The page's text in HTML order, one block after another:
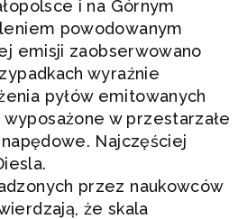
i na Górnym
powodowanym
emisji zaobserwowano
wyraźnie
pyłów emitowanych
w przestarzałe
Najczęściej
przez naukowców
że skala